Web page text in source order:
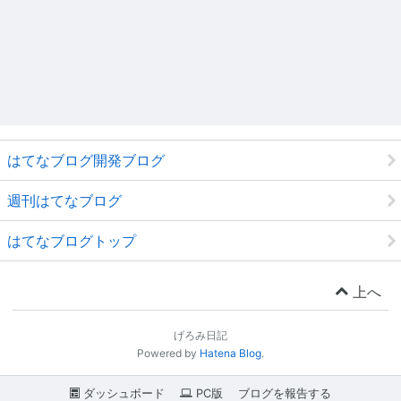
はてなブログ開発ブログ
週刊はてなブログ
はてなブログトップ
上へ
げろみ日記
Powered by Hatena Blog.
ダッシュボード PC版 ブログを報告する